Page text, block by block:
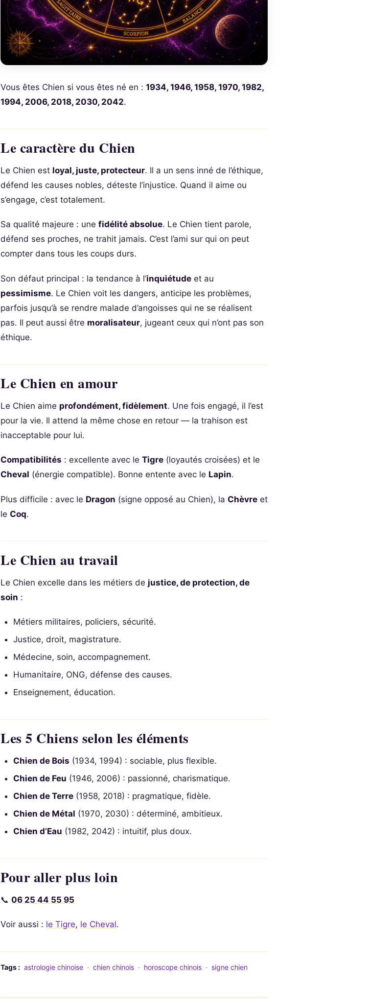
Vous êtes Chien si vous êtes né en : 1934, 1946, 1958, 1970, 1982,
1994, 2006, 2018, 2030, 2042.
Le caractère du Chien
Le Chien est loyal, juste, protecteur. Il a un sens inné de l’éthique,
défend les causes nobles, déteste l’injustice. Quand il aime ou
s’engage, c’est totalement.
Sa qualité majeure : une fidélité absolue. Le Chien tient parole,
défend ses proches, ne trahit jamais. C’est l’ami sur qui on peut
compter dans tous les coups durs.
Son défaut principal : la tendance à l’inquiétude et au
pessimisme. Le Chien voit les dangers, anticipe les problèmes,
parfois jusqu’à se rendre malade d’angoisses qui ne se réalisent
pas. Il peut aussi être moralisateur, jugeant ceux qui n’ont pas son
éthique.
Le Chien en amour
Le Chien aime profondément, fidèlement. Une fois engagé, il l’est
pour la vie. Il attend la même chose en retour — la trahison est
inacceptable pour lui.
Compatibilités : excellente avec le Tigre (loyautés croisées) et le
Cheval (énergie compatible). Bonne entente avec le Lapin.
Plus difficile : avec le Dragon (signe opposé au Chien), la Chèvre et
le Coq.
Le Chien au travail
Le Chien excelle dans les métiers de justice, de protection, de
soin :
Métiers militaires, policiers, sécurité.
Justice, droit, magistrature.
Médecine, soin, accompagnement.
Humanitaire, ONG, défense des causes.
Enseignement, éducation.
Les 5 Chiens selon les éléments
Chien de Bois (1934, 1994) : sociable, plus flexible.
Chien de Feu (1946, 2006) : passionné, charismatique.
Chien de Terre(1958, 2018) : pragmatique, fidèle.
Chien de Métal (1970, 2030) : déterminé, ambitieux.
Chien d’Eau (1982, 2042) : intuitif, plus doux.
Pour aller plus loin
📞 06 25 44 55 95
Voir aussi : le Tigre, le Cheval.
Tags : astrologie chinoise · chien chinois · horoscope chinois · signe chien